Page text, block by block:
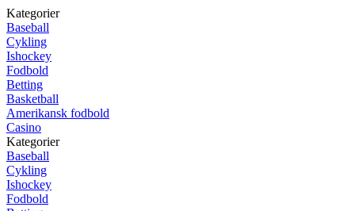
Kategorier
Baseball
Cykling
Ishockey
Fodbold
Betting
Basketball
Amerikansk fodbold
Casino
Kategorier
Baseball
Cykling
Ishockey
Fodbold